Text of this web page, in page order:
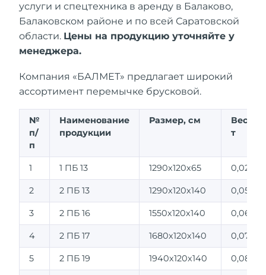
услуги и спецтехника в аренду в Балаково,
Балаковском районе и по всей Саратовской
области. Цены на продукцию уточняйте у
менеджера.
Компания «БАЛМЕТ» предлагает широкий
ассортимент перемычке брусковой.
№
п/
п
Наименование
продукции
Размер, см
Вес,
т
1 1 ПБ 13 1290х120х65 0,025
2 2 ПБ 13 1290х120х140 0,054
3 2 ПБ 16 1550х120х140 0,065
4 2 ПБ 17 1680х120х140 0,071
5 2 ПБ 19 1940х120х140 0,081